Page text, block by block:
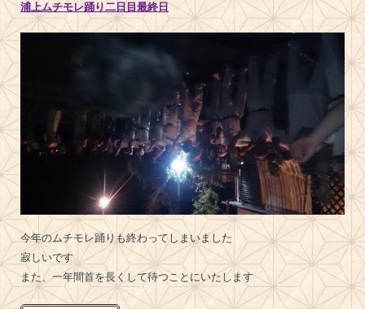
浦上ムチモレ踊り二日目最終日
今年のムチモレ踊りも終わってしまいました
寂しいです
また、一年間首を長くして待つことにいたします